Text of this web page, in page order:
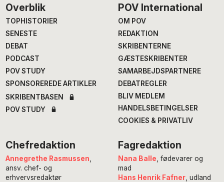
Footer
Overblik
TOPHISTORIER
SENESTE
DEBAT
PODCAST
POV STUDY
SPONSOREREDE ARTIKLER
SKRIBENTBASEN
POV STUDY
POV International
OM POV
REDAKTION
SKRIBENTERNE
GÆSTESKRIBENTER
SAMARBEJDSPARTNERE
DEBATREGLER
BLIV MEDLEM
HANDELSBETINGELSER
COOKIES & PRIVATLIV
Chefredaktion
Annegrethe Rasmussen
ansv. chef- og
erhvervsredaktør
Fagredaktion
Nana Balle , fødevarer og
mad
Hans Henrik Fafner, udland